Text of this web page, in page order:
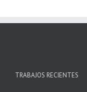
TRABAJOS RECIENTES